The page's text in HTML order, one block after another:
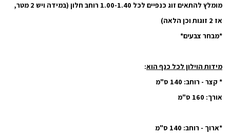
מומלץ להתאים זוג כנפיים לכל 1.00-1.40 רוחב חלון (במידה ויש 2 מטר,
אז 2 זוגות וכן הלאה)
*מבחר צבעים*
מידות הוילון לכל כנף הוא:
* קצר - רוחב: 140 ס"מ
אורך: 160 ס"מ
*ארוך - רוחב: 140 ס"מ